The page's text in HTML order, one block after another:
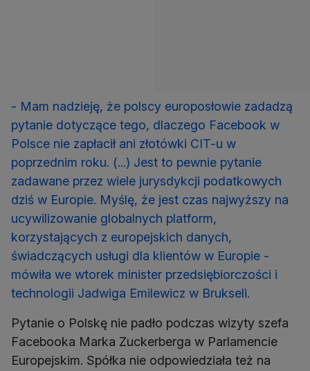
- Mam nadzieję, że polscy europosłowie zadadzą
pytanie dotyczące tego, dlaczego Facebook w
Polsce nie zapłacił ani złotówki CIT-u w
poprzednim roku. (...) Jest to pewnie pytanie
zadawane przez wiele jurysdykcji podatkowych
dziś w Europie. Myślę, że jest czas najwyższy na
ucywilizowanie globalnych platform,
korzystających z europejskich danych,
świadczących usługi dla klientów w Europie -
mówiła we wtorek minister przedsiębiorczości i
technologii Jadwiga Emilewicz w Brukseli.
Pytanie o Polskę nie padło podczas wizyty szefa
Facebooka Marka Zuckerberga w Parlamencie
Europejskim. Spółka nie odpowiedziała też na